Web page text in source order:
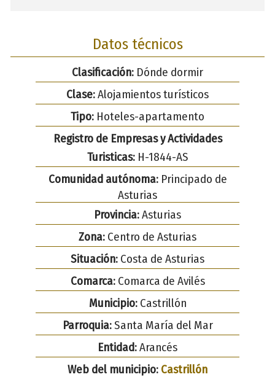
Datos técnicos
Clasificación: Dónde dormir
Clase:Alojamientos turísticos
Tipo: Hoteles-apartamento
Registro de Empresas y Actividades
Turisticas:H-1844-AS
Comunidad autónoma:Principado de
Asturias
Provincia:Asturias
Zona: Centro de Asturias
Situación: Costa de Asturias
Comarca:Comarca de Avilés
Municipio:Castrillón
Parroquia:Santa María del Mar
Entidad:Arancés
Web del municipio: Castrillón